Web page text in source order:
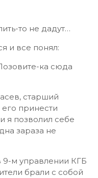
то не дадут…
и все понял:
ка сюда
старший
принести
я позволил себе
зараза не
м управлении КГБ
брали с собой